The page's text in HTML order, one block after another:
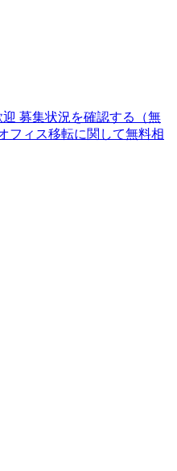
募集状況を確認する（無
フィス移転に関して無料相